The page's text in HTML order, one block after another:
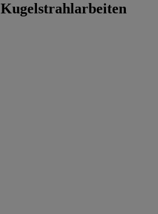
Kugelstrahlarbeiten